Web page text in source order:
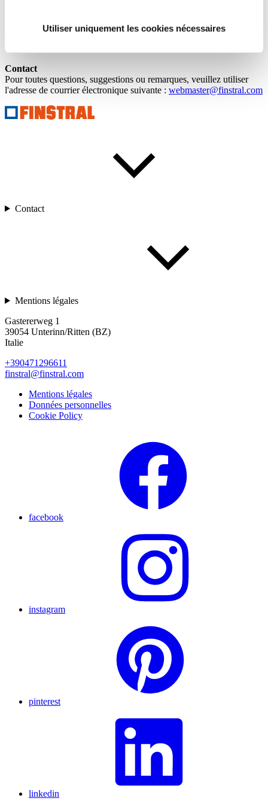
Utiliser uniquement les cookies nécessaires
peut cependant être exigé sans indice concret d'une atteinte au droit.
Finstral procèdera immédiatement à la suppression d'un tel lien si
Contact
Pour toutes questions, suggestions ou remarques, veuillez utiliser
l'adresse de courrier électronique suivante : webmaster@finstral.com
Contact
Mentions légales
Gastererweg 1
39054 Unterinn/Ritten (BZ)
Italie
+390471296611
finstral@finstral.com
Mentions légales
Données personnelles
Cookie Policy
facebook
instagram
pinterest
linkedin